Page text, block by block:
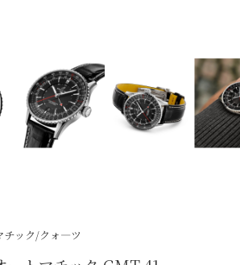
チック/クォ―ツ